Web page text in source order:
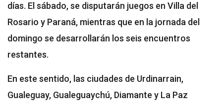
días. El sábado, se disputarán juegos en Villa del
Rosario y Paraná, mientras que en la jornada del
domingo se desarrollarán los seis encuentros
restantes.
En este sentido, las ciudades de Urdinarrain,
Gualeguay, Gualeguaychú, Diamante y La Paz